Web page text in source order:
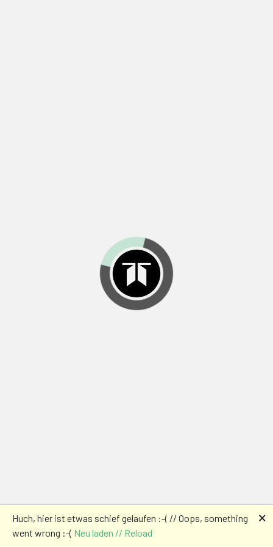
Huch, hier ist etwas schief gelaufen :-( // Oops, something
went wrong :-( Neu laden // Reload
🗙